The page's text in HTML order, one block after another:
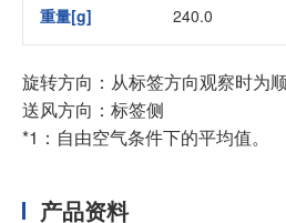
重量[g]
240.0
旋转方向：从标签方向观察时为
送风方向：标签侧
*1：自由空气条件下的平均值。
产品资料